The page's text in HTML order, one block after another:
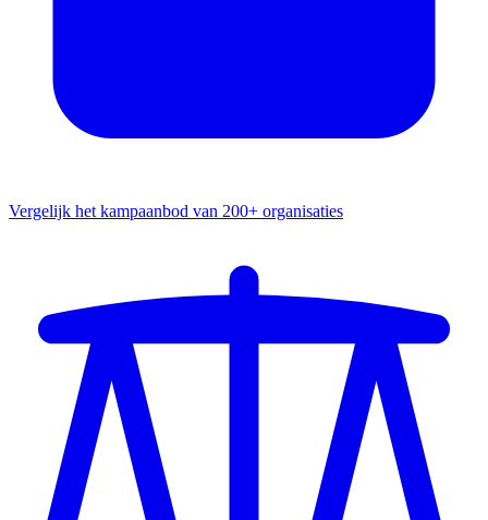
Vergelijk het kampaanbod van 200+ organisaties